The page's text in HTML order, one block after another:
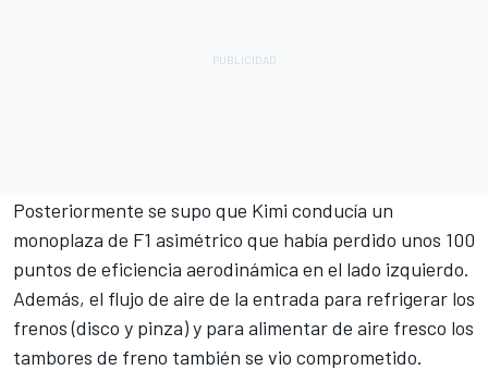
Posteriormente se supo que Kimi conducía un
monoplaza de F1 asimétrico que había perdido unos 100
puntos de eficiencia aerodinámica en el lado izquierdo.
Además, el flujo de aire de la entrada para refrigerar los
frenos (disco y pinza) y para alimentar de aire fresco los
tambores de freno también se vio comprometido.